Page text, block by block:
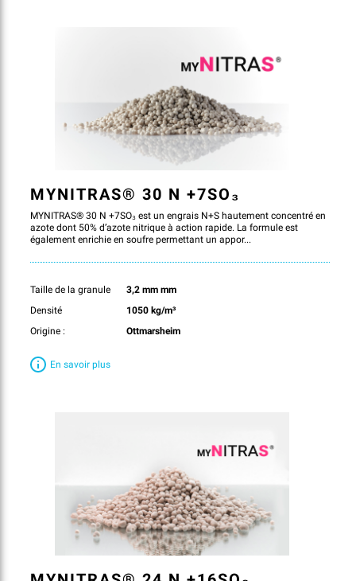
MYNITRAS® 30 N +7SO₃
MYNITRAS® 30 N +7SO₃ est un engrais N+S hautement concentré en
azote dont 50% d’azote nitrique à action rapide. La formule est
également enrichie en soufre permettant un appor...
Taille de la granule
3,2 mm mm
Densité
1050 kg/m³
Origine :
Ottmarsheim
En savoir plus